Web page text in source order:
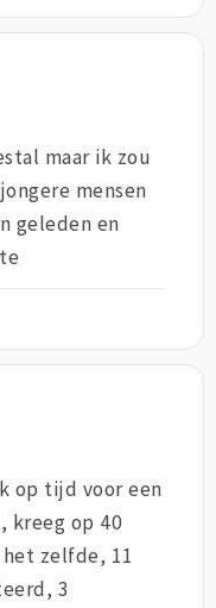
maar ik zou
mensen
geleden en
op tijd voor een
kreeg op 40
zelfde, 11
3